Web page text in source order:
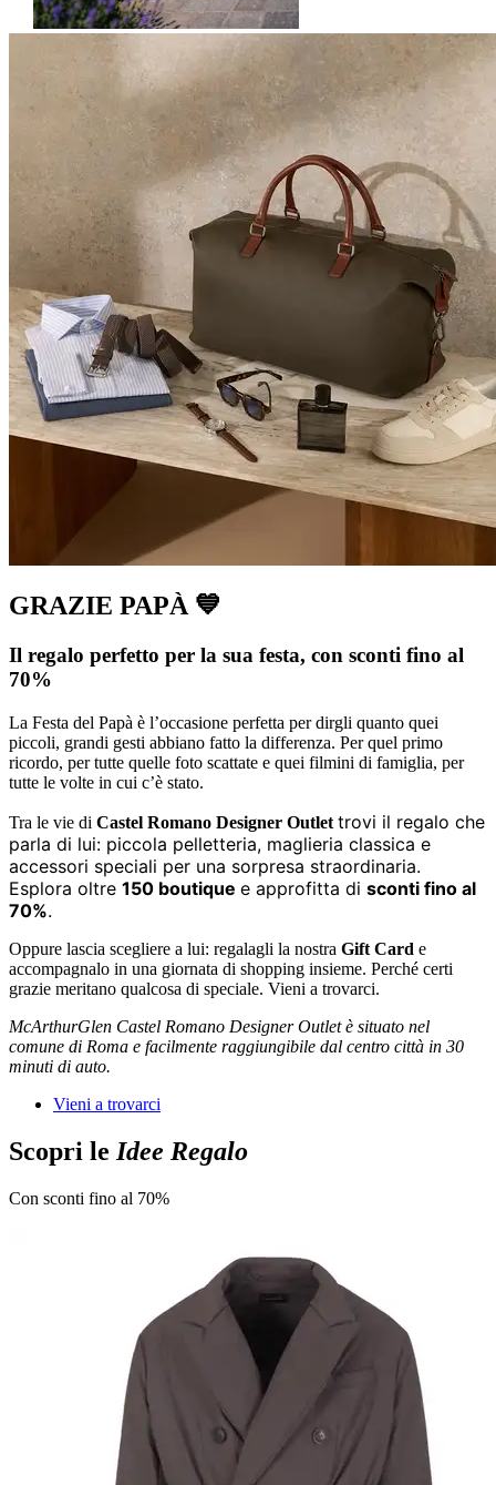
GRAZIE PAPÀ 💙
Il regalo perfetto per la sua festa, con sconti fino al
70%
La Festa del Papà è l’occasione perfetta per dirgli quanto quei
piccoli, grandi gesti abbiano fatto la differenza. Per quel primo
ricordo, per tutte quelle foto scattate e quei filmini di famiglia, per
tutte le volte in cui c’è stato.
Tra le vie di Castel Romano Designer Outlet trovi il regalo che
parla di lui: piccola pelletteria, maglieria classica e
accessori speciali per una sorpresa straordinaria.
Esplora oltre 150 boutique e approfitta di sconti fino al
70%.
Oppure lascia scegliere a lui: regalagli la nostra Gift Card e
accompagnalo in una giornata di shopping insieme. Perché certi
grazie meritano qualcosa di speciale. Vieni a trovarci.
McArthurGlen Castel Romano Designer Outlet è situato nel
comune di Roma e facilmente raggiungibile dal centro città in 30
minuti di auto.
Vieni a trovarci
Scopri le Idee Regalo
Con sconti fino al 70%